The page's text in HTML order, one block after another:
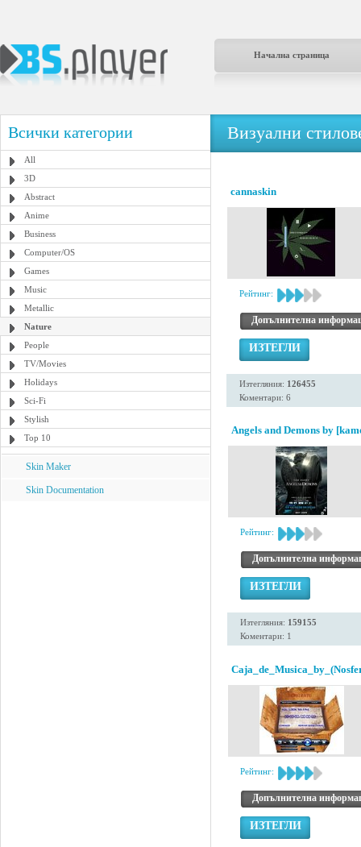
Начална страница
Всички категории
All
3D
Abstract
Anime
Business
Computer/OS
Games
Music
Metallic
Nature
People
TV/Movies
Holidays
Sci-Fi
Stylish
Top 10
Skin Maker
Skin Documentation
Визуални
cannaskin
Рейтинг:
Допълнителна
ИЗТЕГЛИ
Изтегляния: 126455
Коментари: 6
Angels and Demons by
Рейтинг:
Допълнителна
ИЗТЕГЛИ
Изтегляния: 159155
Коментари: 1
Рейтинг:
Допълнителна
ИЗТЕГЛИ